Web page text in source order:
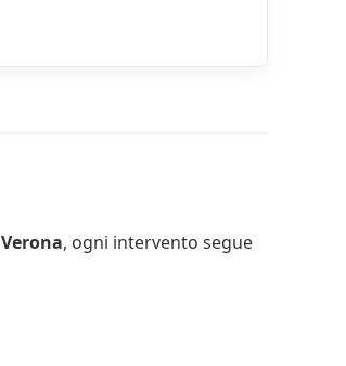
Verona, ogni intervento segue